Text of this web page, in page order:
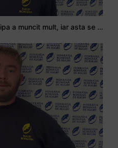
Stejarul Logan Weidner: Echipa a muncit mult, iar asta se va vedea în meciurile de la Nations Cup